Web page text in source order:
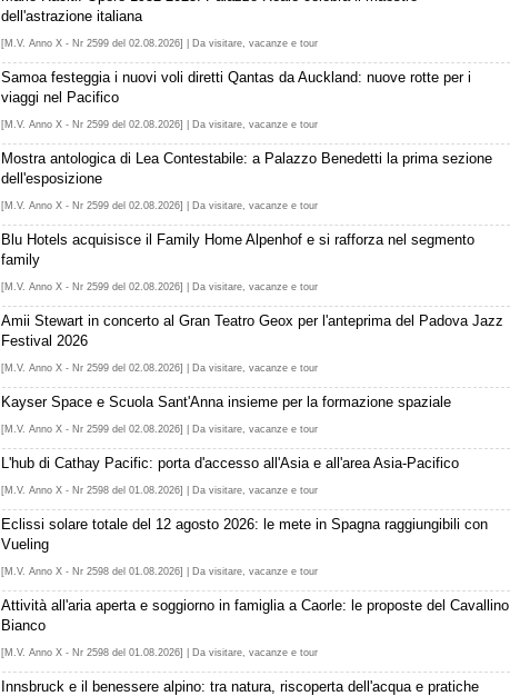
dell'astrazione italiana
[M.V. Anno X - Nr 2599 del 02.08.2026] | Da visitare, vacanze e tour
Samoa festeggia i nuovi voli diretti Qantas da Auckland: nuove rotte per i
viaggi nel Pacifico
[M.V. Anno X - Nr 2599 del 02.08.2026] | Da visitare, vacanze e tour
Mostra antologica di Lea Contestabile: a Palazzo Benedetti la prima sezione
dell'esposizione
[M.V. Anno X - Nr 2599 del 02.08.2026] | Da visitare, vacanze e tour
Blu Hotels acquisisce il Family Home Alpenhof e si rafforza nel segmento
family
[M.V. Anno X - Nr 2599 del 02.08.2026] | Da visitare, vacanze e tour
Amii Stewart in concerto al Gran Teatro Geox per l'anteprima del Padova Jazz
Festival 2026
[M.V. Anno X - Nr 2599 del 02.08.2026] | Da visitare, vacanze e tour
Kayser Space e Scuola Sant'Anna insieme per la formazione spaziale
[M.V. Anno X - Nr 2599 del 02.08.2026] | Da visitare, vacanze e tour
L'hub di Cathay Pacific: porta d'accesso all'Asia e all'area Asia-Pacifico
[M.V. Anno X - Nr 2598 del 01.08.2026] | Da visitare, vacanze e tour
Eclissi solare totale del 12 agosto 2026: le mete in Spagna raggiungibili con
Vueling
[M.V. Anno X - Nr 2598 del 01.08.2026] | Da visitare, vacanze e tour
Attività all'aria aperta e soggiorno in famiglia a Caorle: le proposte del Cavallino
Bianco
[M.V. Anno X - Nr 2598 del 01.08.2026] | Da visitare, vacanze e tour
Innsbruck e il benessere alpino: tra natura, riscoperta dell'acqua e pratiche